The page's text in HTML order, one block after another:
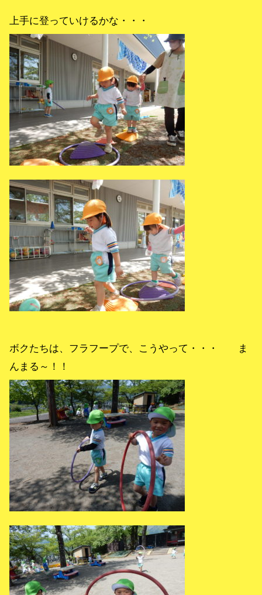
上手に登っていけるかな・・・
ボクたちは、フラフープで、こうやって・・・ ま
んまる～！！